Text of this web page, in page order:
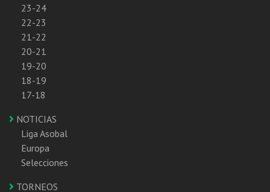
23-24
22-23
21-22
20-21
19-20
18-19
17-18
NOTICIAS
Liga Asobal
Europa
Selecciones
TORNEOS